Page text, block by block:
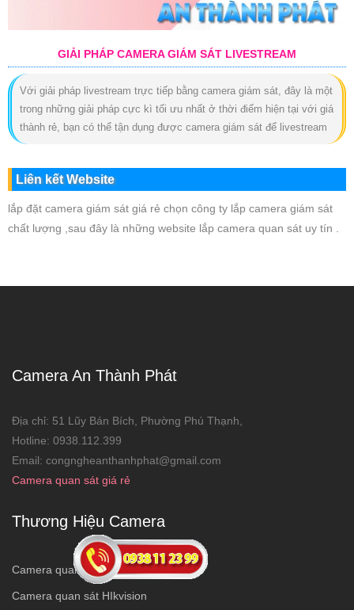
GIẢI PHÁP CAMERA GIÁM SÁT LIVESTREAM
Với giải pháp livestream trực tiếp bằng camera giám sát, đây là một
trong những giải pháp cực kì tối ưu nhất ở thời điểm hiện tại với giá
thành rẻ, bạn có thể tận dụng được camera giám sát để livestream
Liên kết Website
lắp đặt camera giám sát giá rẻ chọn công ty lắp camera giám sát
chất lượng ,sau đây là những website lắp camera quan sát uy tín .
Camera An Thành Phát
Địa chỉ: 51 Lũy Bán Bích, Phường Phú Thạnh,
Hotline: 0938.112.399
Email: congngheanthanhphat@gmail.com
Camera quan sát giá rẻ
Thương Hiệu Camera
Camera quan sát KBVISION
Camera quan sát HIkvision